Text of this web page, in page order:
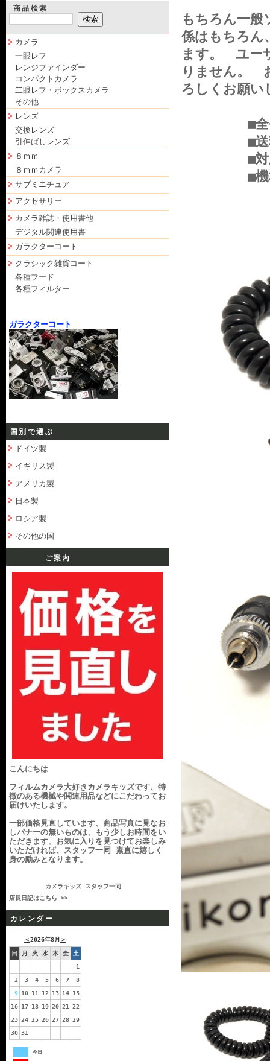
商品検索
カメラ
一眼レフ
レンジファインダー
コンパクトカメラ
二眼レフ・ボックスカメラ
その他
レンズ
交換レンズ
引伸ばしレンズ
８ｍｍ
８ｍｍカメラ
サブミニチュア
アクセサリー
カメラ雑誌・使用書他
デジタル関連使用書
ガラクターコート
クラシック雑貨コート
各種フード
各種フィルター
ガラクターコート
国別で選ぶ
ドイツ製
イギリス製
アメリカ製
日本製
ロシア製
その他の国
ご案内
こんにちは
フィルムカメラ大好きカメラキッズです、特
徴のある機械や関連用品などにこだわってお
届けいたします。
一部価格見直しています、商品写真に見なお
しバナーの無いものは、もう少しお時間をい
ただきます。お気に入りを見つけてお楽しみ
いただければ、スタッフ一同 素直に嬉しく
身の励みとなります。
カメラキッズ スタッフ一同
店長日記はこちら >>
カレンダー
＜2026年8月 ＞
日 月 火 水 木 金
土
1
2
3 4 5 6 7
8
9 10 11 12 13 14 15
16 17 18 19 20 21
22
23 24 25 26 27 28 29
30 31
今日
もちろん一
係はもちろん
ます。 ユー
りません。
ろしくお願い
■全長：
■送料
■対応機
■機材接